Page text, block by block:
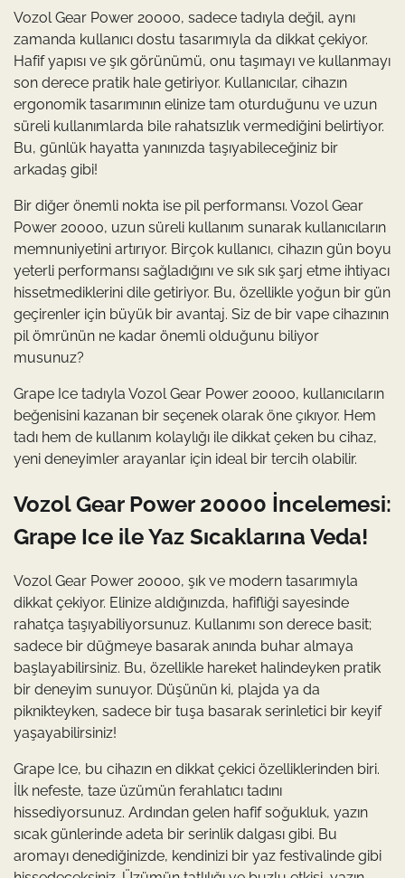
Vozol Gear Power 20000, sadece tadıyla değil, aynı
zamanda kullanıcı dostu tasarımıyla da dikkat çekiyor.
Hafif yapısı ve şık görünümü, onu taşımayı ve kullanmayı
son derece pratik hale getiriyor. Kullanıcılar, cihazın
ergonomik tasarımının elinize tam oturduğunu ve uzun
süreli kullanımlarda bile rahatsızlık vermediğini belirtiyor.
Bu, günlük hayatta yanınızda taşıyabileceğiniz bir
arkadaş gibi!
Bir diğer önemli nokta ise pil performansı. Vozol Gear
Power 20000, uzun süreli kullanım sunarak kullanıcıların
memnuniyetini artırıyor. Birçok kullanıcı, cihazın gün boyu
yeterli performansı sağladığını ve sık sık şarj etme ihtiyacı
hissetmediklerini dile getiriyor. Bu, özellikle yoğun bir gün
geçirenler için büyük bir avantaj. Siz de bir vape cihazının
pil ömrünün ne kadar önemli olduğunu biliyor
musunuz?
Grape Ice tadıyla Vozol Gear Power 20000, kullanıcıların
beğenisini kazanan bir seçenek olarak öne çıkıyor. Hem
tadı hem de kullanım kolaylığı ile dikkat çeken bu cihaz,
yeni deneyimler arayanlar için ideal bir tercih olabilir.
Vozol Gear Power 20000 İncelemesi:
Grape Ice ile Yaz Sıcaklarına Veda!
Vozol Gear Power 20000, şık ve modern tasarımıyla
dikkat çekiyor. Elinize aldığınızda, hafifliği sayesinde
rahatça taşıyabiliyorsunuz. Kullanımı son derece basit;
sadece bir düğmeye basarak anında buhar almaya
başlayabilirsiniz. Bu, özellikle hareket halindeyken pratik
bir deneyim sunuyor. Düşünün ki, plajda ya da
piknikteyken, sadece bir tuşa basarak serinletici bir keyif
yaşayabilirsiniz!
Grape Ice, bu cihazın en dikkat çekici özelliklerinden biri.
İlk nefeste, taze üzümün ferahlatıcı tadını
hissediyorsunuz. Ardından gelen hafif soğukluk, yazın
sıcak günlerinde adeta bir serinlik dalgası gibi. Bu
aromayı denediğinizde, kendinizi bir yaz festivalinde gibi